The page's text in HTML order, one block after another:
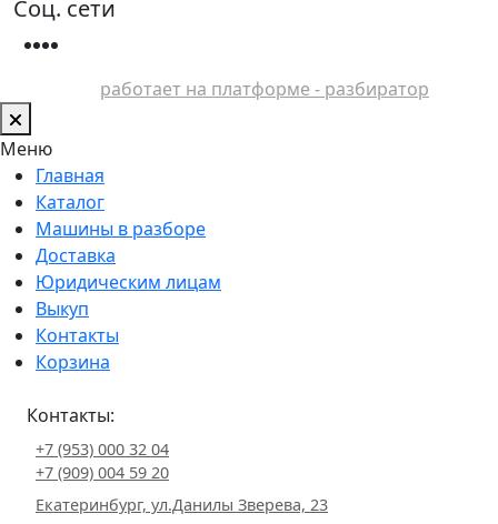
Соц. сети
работает на платформе - разбиратор
Меню
Главная
Каталог
Машины в разборе
Доставка
Юридическим лицам
Выкуп
Контакты
Корзина
Контакты:
+7 (953) 000 32 04
+7 (909) 004 59 20
Екатеринбург, ул.Данилы Зверева, 23